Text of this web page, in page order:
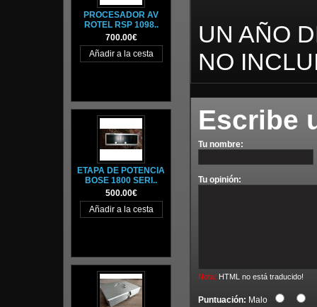
PROCESADOR AV
ROTEL RSP 1098..
700.00€
ETAPA DE POTENCIA
BOSE 1800 SERI..
500.00€
UN AÑO
NO
Escribe
Tu nombre:
Tu opinión:
Nota: HTML no está traducido!
Puntuación: Malo